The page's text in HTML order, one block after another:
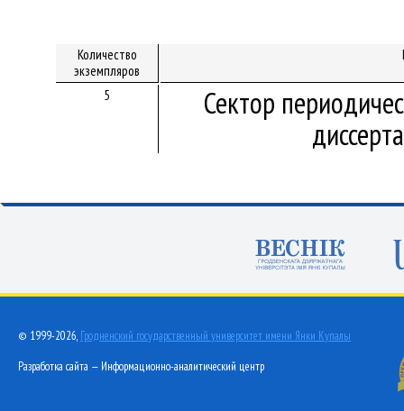
Количество
экземпляров
5
Сектор
© 1999-2026, Гродненский государственный университет имени Янки Купалы
Разработка сайта — Информационно-аналитический центр